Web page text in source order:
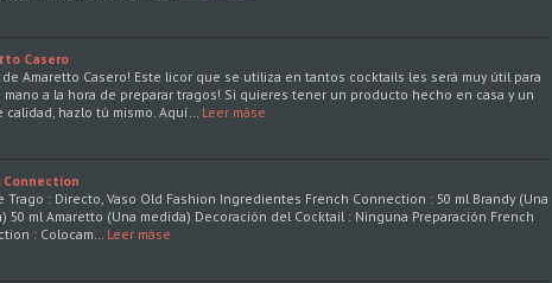
Casero
de Amaretto Casero! Este licor que se utiliza en tantos cocktails les será muy útil para
mano a la hora de preparar tragos! Si quieres tener un producto hecho en casa y un
calidad, hazlo tú mismo. Aquí…
Leer máse
Connection
Trago : Directo, Vaso Old Fashion Ingredientes French Connection : 50 ml Brandy (Una
50 ml Amaretto (Una medida) Decoración del Cocktail : Ninguna Preparación French
: Colocam…
Leer máse